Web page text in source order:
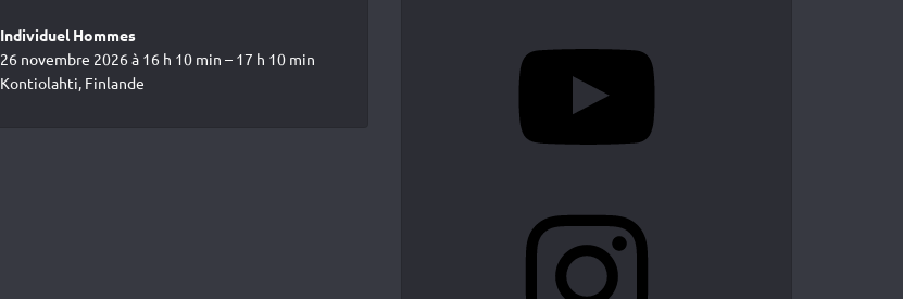
Individuel Hommes
26 novembre 2026 à 16 h 10 min – 17 h 10 min
Kontiolahti, Finlande